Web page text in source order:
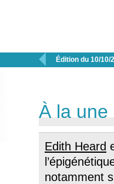
 Édition du 10/10/
À la une
Edith Heard
notamment